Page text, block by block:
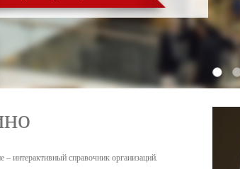
– интерактивный справочник организаций.